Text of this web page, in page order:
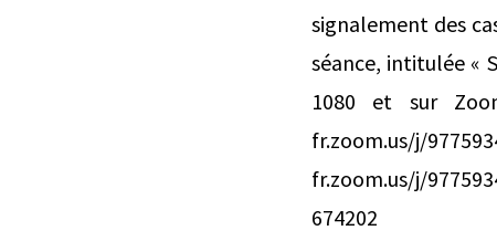
signalement des
séance, intitulée «
1080 et sur
fr.zoom.us/j/
fr.zoom.us/j/
674202